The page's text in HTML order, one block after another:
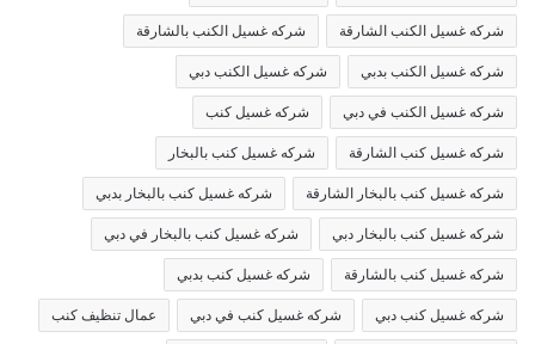
شركه غسيل الكنب الشارقة شركه غسيل الكنب بالشارقة
شركه غسيل الكنب بدبي شركه غسيل الكنب دبي
شركه غسيل الكنب في دبي شركه غسيل كنب
شركه غسيل كنب الشارقة شركه غسيل كنب بالبخار
شركه غسيل كنب بالبخار الشارقة شركه غسيل كنب بالبخار بدبي
شركه غسيل كنب بالبخار دبي شركه غسيل كنب بالبخار في دبي
شركه غسيل كنب بالشارقة شركه غسيل كنب بدبي
شركه غسيل كنب دبي شركه غسيل كنب في دبي عمال تنظيف كنب